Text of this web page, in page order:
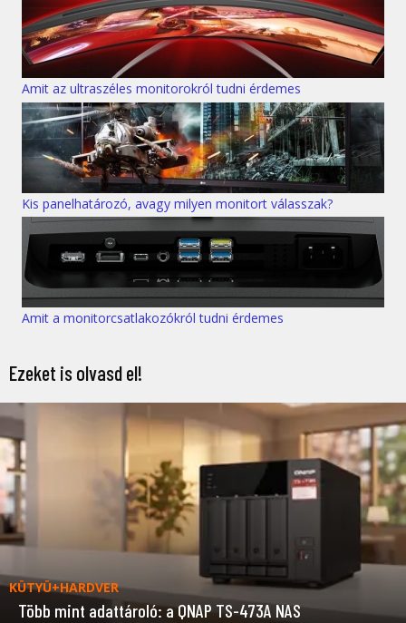
Amit az ultraszéles monitorokról tudni érdemes
Kis panelhatározó, avagy milyen monitort válasszak?
Amit a monitorcsatlakozókról tudni érdemes
Ezeket is olvasd el!
KÜTYÜ+HARDVER
Több mint adattároló: a QNAP TS-473A NAS